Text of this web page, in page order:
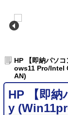
HP 【即納パソ
ows11 Pro/Intel
AN)
HP 【即
y